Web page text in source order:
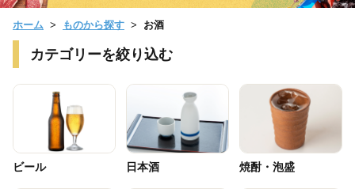
ホーム ものから探す お酒
カテゴリーを絞り込む
ビール 日本酒 焼酎・泡盛